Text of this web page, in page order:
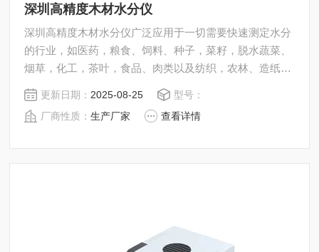
深圳高精度木材水分仪
深圳高精度木材水分仪广泛应用于一切需要快速测定水分
的行业，如医药，粮食、饲料、种子，菜籽，脱水蔬菜、
烟草，化工，茶叶，食品、肉类以及纺织，农林、造纸、
橡胶、塑胶、纺织等行业中的实验室与生产过程中。同时
满足固体、颗粒、粉末、胶状体及液体含水率的测定要
求，深圳市后王电子科技有限公司始终立志于为用户提供
更新日期： 2025-08-25
型号：
厂商性质：生产厂家 查看详情